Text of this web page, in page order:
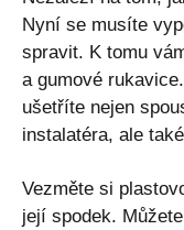
Nyní se musíte
spravit. K tomu
a gumové
ušetříte nejen
instalatéra, ale
Vezměte si
její spodek.